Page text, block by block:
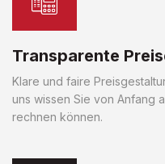
Transparente
Klare und faire
uns wissen Sie von Anfang
rechnen können.